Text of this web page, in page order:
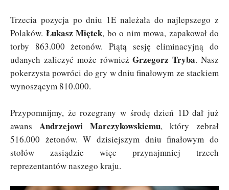
Trzecia pozycja po dniu 1E należała do najlepszego z
Polaków. Łukasz Miętek, bo o nim mowa, zapakował do
torby 863.000 żetonów. Piątą sesję eliminacyjną do
udanych zaliczyć może równieżGrzegorz Tryba. Nasz
pokerzysta powróci do gry w dniu finałowym ze stackiem
wynoszącym 810.000.
Przypomnijmy, że rozegrany w środę dzień 1D dał już
awans Andrzejowi Marczykowskiemu, który zebrał
516.000 żetonów. W dzisiejszym dniu finałowym do
stołów zasiądzie więc przynajmniej trzech
reprezentantów naszego kraju.